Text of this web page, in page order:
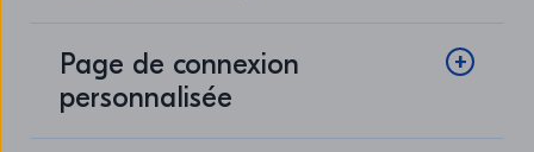
Page de connexion
personnalisée